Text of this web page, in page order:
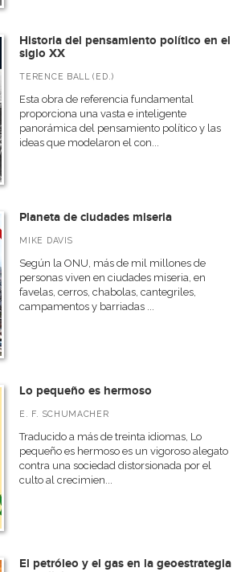
Historia del pensamiento político en el
siglo XX
TERENCE BALL (ED.)
Esta obra de referencia fundamental
proporciona una vasta e inteligente
panorámica del pensamiento político y las
ideas que modelaron el con...
Planeta de ciudades miseria
MIKE DAVIS
Según la ONU, más de mil millones de
personas viven en ciudades miseria, en
favelas, cerros, chabolas, cantegriles,
campamentos y barriadas ...
Lo pequeño es hermoso
E. F. SCHUMACHER
Traducido a más de treinta idiomas, Lo
pequeño es hermoso es un vigoroso alegato
contra una sociedad distorsionada por el
culto al crecimien...
El petróleo y el gas en la geoestrategia